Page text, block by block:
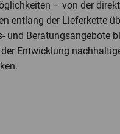
– von der
entlang der Lieferkette
und Beratungsangebote
Entwicklung